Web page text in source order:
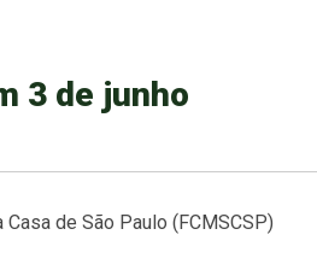
3 de junho
de São Paulo (FCMSCSP)